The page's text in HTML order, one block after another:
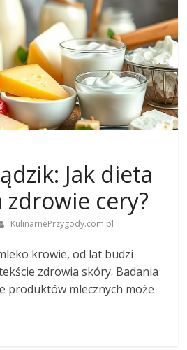
Jak dieta
zdrowie cery?
KulinarnePrzygody.com.pl
krowie, od lat budzi
zdrowia skóry. Badania
produktów mlecznych może